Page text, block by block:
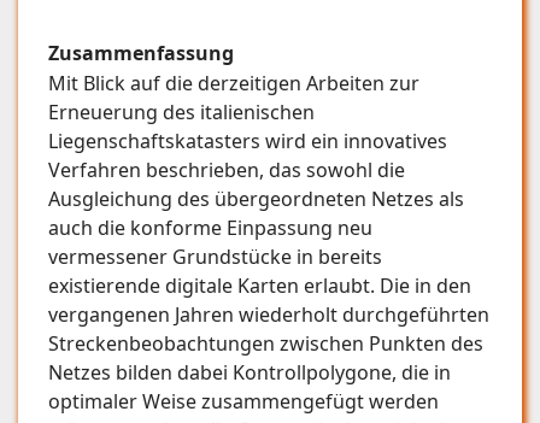
Zusammenfassung
Mit Blick auf die derzeitigen Arbeiten zur
Erneuerung des italienischen
Liegenschaftskatasters wird ein innovatives
Verfahren beschrieben, das sowohl die
Ausgleichung des übergeordneten Netzes als
auch die konforme Einpassung neu
vermessener Grundstücke in bereits
existierende digitale Karten erlaubt. Die in den
vergangenen Jahren wiederholt durchgeführten
Streckenbeobachtungen zwischen Punkten des
Netzes bilden dabei Kontrollpolygone, die in
optimaler Weise zusammengefügt werden